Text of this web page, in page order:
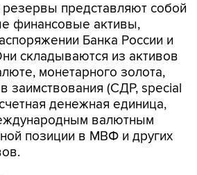
представляют собой
финансовые активы,
Банка России и
складываются из активов
монетарного золота,
заимствования (СДР, special
денежная единица,
валютным
позиции в МВФ и других